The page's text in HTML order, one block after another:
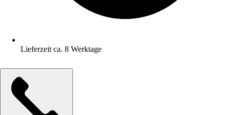
Lieferzeit ca. 8 Werktage